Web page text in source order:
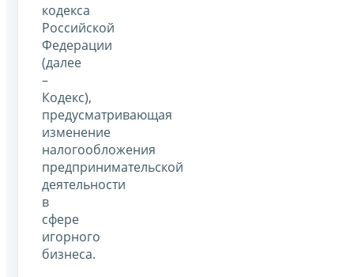
кодекса
Российской
Федерации
(далее
–
Кодекс),
предусматривающая
изменение
налогообложения
предпринимательской
деятельности
в
сфере
игорного
бизнеса.